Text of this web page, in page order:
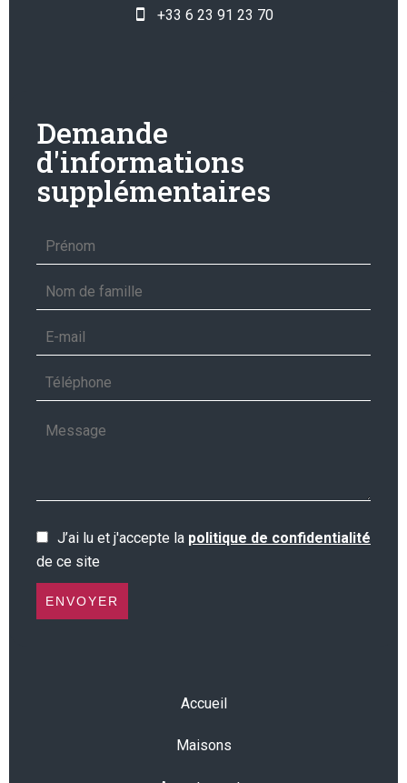
+33 6 23 91 23 70
Demande
d'informations
supplémentaires
J’ai lu et j'accepte la politique de confidentialité
de ce site
ENVOYER
Accueil
Maisons